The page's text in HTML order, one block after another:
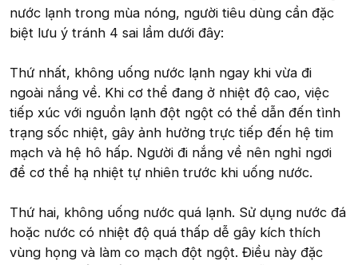
nước lạnh trong mùa nóng, người tiêu dùng cần đặc
biệt lưu ý tránh 4 sai lầm dưới đây:
Thứ nhất, không uống nước lạnh ngay khi vừa đi
ngoài nắng về. Khi cơ thể đang ở nhiệt độ cao, việc
tiếp xúc với nguồn lạnh đột ngột có thể dẫn đến tình
trạng sốc nhiệt, gây ảnh hưởng trực tiếp đến hệ tim
mạch và hệ hô hấp. Người đi nắng về nên nghỉ ngơi
để cơ thể hạ nhiệt tự nhiên trước khi uống nước.
Thứ hai, không uống nước quá lạnh. Sử dụng nước đá
hoặc nước có nhiệt độ quá thấp dễ gây kích thích
vùng họng và làm co mạch đột ngột. Điều này đặc